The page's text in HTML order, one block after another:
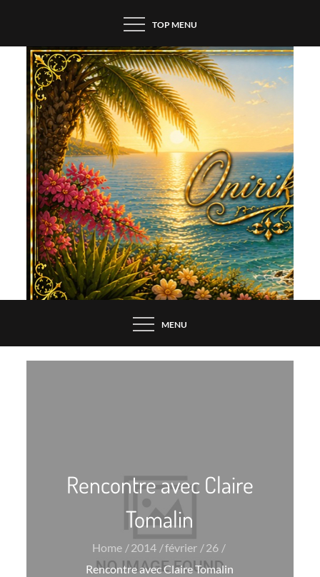
content
TOP MENU
MENU
Rencontre avec Claire
Tomalin
Home 2014 février
26
Rencontre avec Claire Tomalin